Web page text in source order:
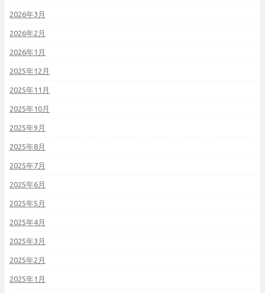
2026年3月
2026年2月
2026年1月
2025年12月
2025年11月
2025年10月
2025年9月
2025年8月
2025年7月
2025年6月
2025年5月
2025年4月
2025年3月
2025年2月
2025年1月